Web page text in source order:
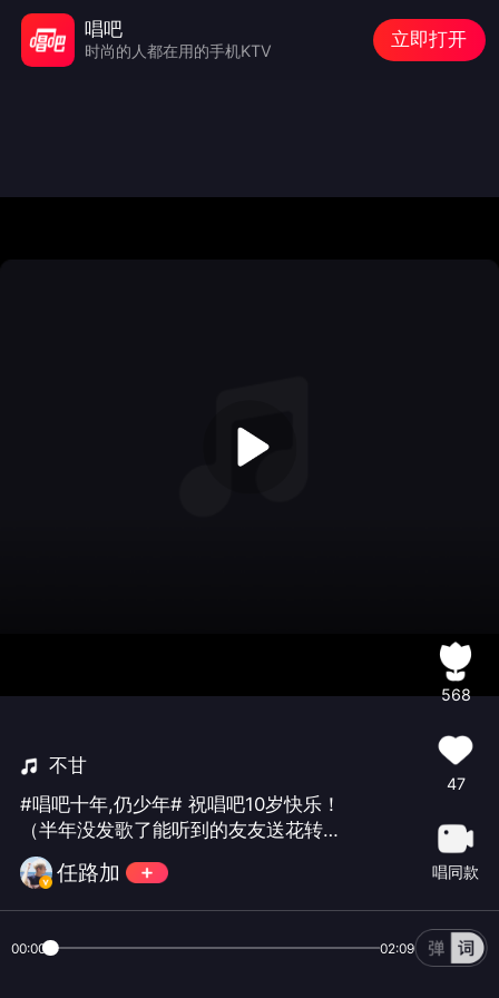
不甘
#唱吧十年,仍少年# 祝唱吧10岁快乐！
（半年没发歌了能听到的友友送花转发
吧 谢）#唱吧十年,仍少年#
任路加
568
47
唱同款
00:00 02:09
唱吧
时尚的人都在用的手机KTV
立即打开